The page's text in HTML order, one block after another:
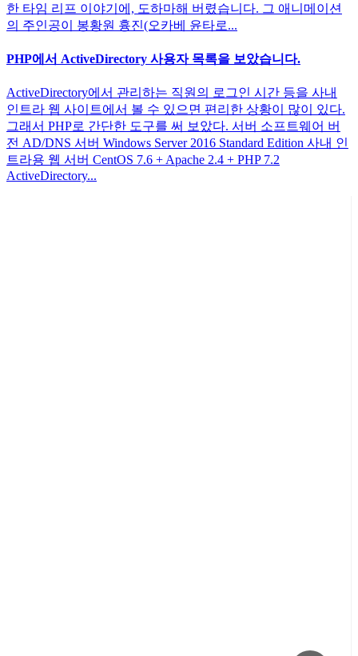
한 타임 리프 이야기에, 도하마해 버렸습니다. 그 애니메이션
의 주인공이 봉황원 흉진(오카베 윤타로...
PHP에서 ActiveDirectory 사용자 목록을 보았습니다.
ActiveDirectory에서 관리하는 직원의 로그인 시간 등을 사내
인트라 웹 사이트에서 볼 수 있으면 편리한 상황이 많이 있다.
그래서 PHP로 간단한 도구를 써 보았다. 서버 소프트웨어 버
전 AD/DNS 서버 Windows Server 2016 Standard Edition 사내 인
트라용 웹 서버 CentOS 7.6 + Apache 2.4 + PHP 7.2
ActiveDirectory...